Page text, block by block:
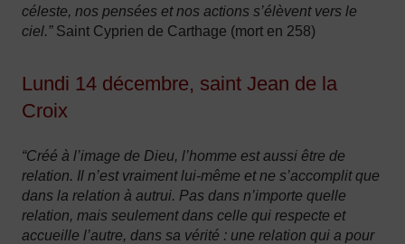
céleste, nos pensées et nos actions s’élèvent vers le
ciel.”Saint Cyprien de Carthage (mort en 258)
Lundi 14 décembre, saint Jean de la
Croix
“Créé à l’image de Dieu, l’homme est aussi être de
relation. Il n’est vraiment lui-même et ne s’accomplit que
dans la relation à autrui. Pas dans n’importe quelle
relation, mais seulement dans celle qui respecte et
accueille l’autre, dans sa vérité : une relation qui a pour